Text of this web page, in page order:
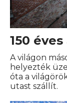
150
A világon
helyezték
óta a
utast szállít.